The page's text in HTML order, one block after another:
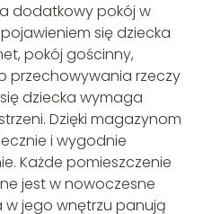
dodatkowy pokój w
się dziecka
pokój gościnny,
przechowywania rzeczy
dziecka wymaga
Dzięki magazynom
i wygodnie
Każde pomieszczenie
jest w nowoczesne
w jego wnętrzu panują